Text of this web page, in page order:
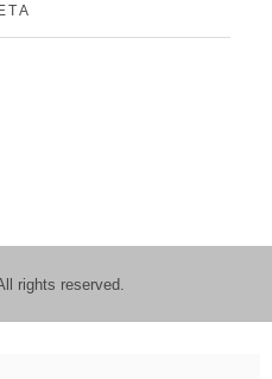
rights reserved.